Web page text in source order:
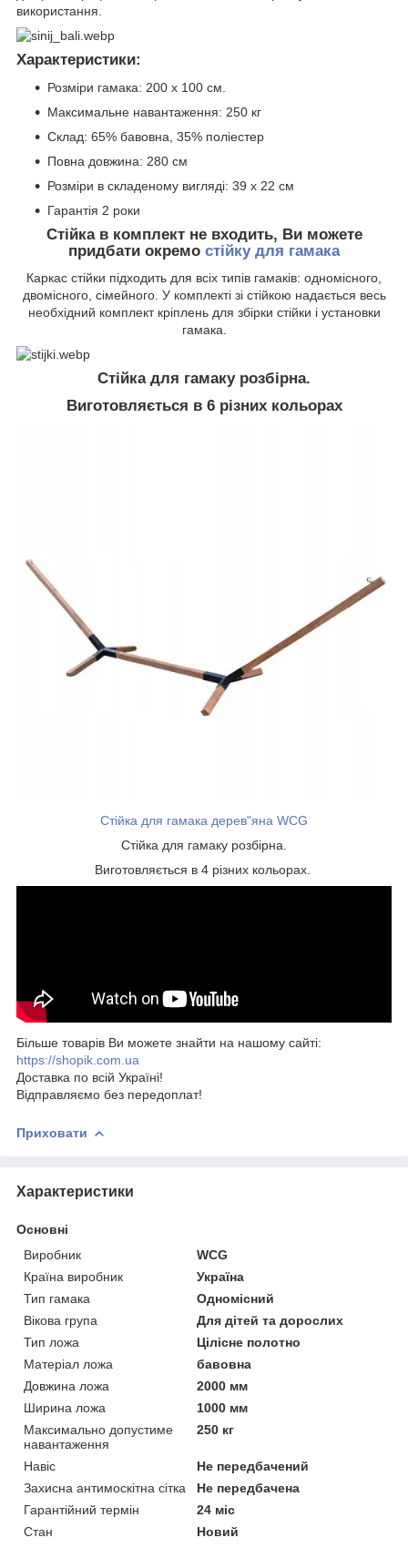
використання.
Характеристики:
Розміри гамака: 200 х 100 см.
Максимальне навантаження: 250 кг
Склад: 65% бавовна, 35% поліестер
Повна довжина: 280 см
Розміри в складеному вигляді: 39 х 22 см
Гарантія 2 роки
Стійка в комплект не входить, Ви можете
придбати окремо стійку для гамака
Каркас стійки підходить для всіх типів гамаків: одномісного,
двомісного, сімейного. У комплекті зі стійкою надається весь
необхідний комплект кріплень для збірки стійки і установки
гамака.
Стійка для гамаку розбірна.
Виготовляється в 6 різних кольорах
Стійка для гамака дерев"яна WCG
Стійка для гамаку розбірна.
Виготовляється в 4 різних кольорах.
Більше товарів Ви можете знайти на нашому сайті:
https://shopik.com.ua
Доставка по всій Україні!
Відправляємо без передоплат!
Приховати
Характеристики
Основні
Виробник
WCG
Країна виробник
Україна
Тип гамака
Одномісний
Вікова група
Для дітей та дорослих
Тип ложа
Цілісне полотно
Матеріал ложа
бавовна
Довжина ложа
2000 мм
Ширина ложа
1000 мм
Максимально допустиме
навантаження
250 кг
Навіс
Не передбачений
Захисна антимоскітна сітка
Не передбачена
Гарантійний термін
24 міс
Стан
Новий